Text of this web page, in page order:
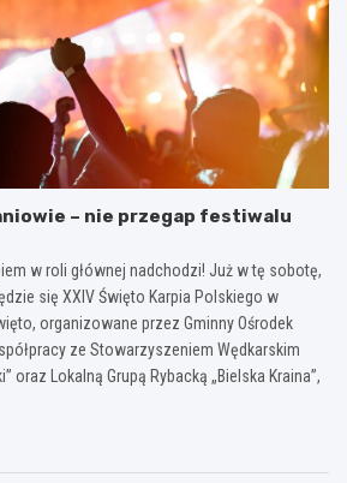
– nie przegap festiwalu
w roli głównej nadchodzi! Już w tę sobotę,
się XXIV Święto Karpia Polskiego w
organizowane przez Gminny Ośrodek
ze Stowarzyszeniem Wędkarskim
oraz Lokalną Grupą Rybacką „Bielska Kraina”,